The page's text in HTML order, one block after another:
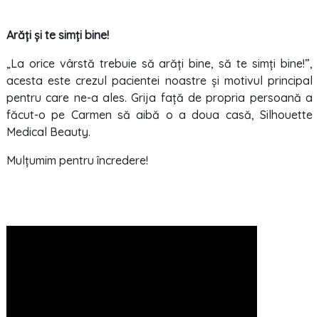
Arăți și te simți bine!
„La orice vârstă trebuie să arăți bine, să te simți bine!”,
acesta este crezul pacientei noastre și motivul principal
pentru care ne-a ales. Grija față de propria persoană a
făcut-o pe Carmen să aibă o a doua casă, Silhouette
Medical Beauty.
Mulțumim pentru încredere!